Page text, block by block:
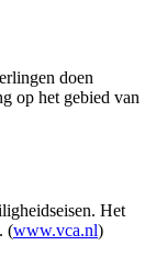
doen
op het gebied van
Het
(www.vca.nl)